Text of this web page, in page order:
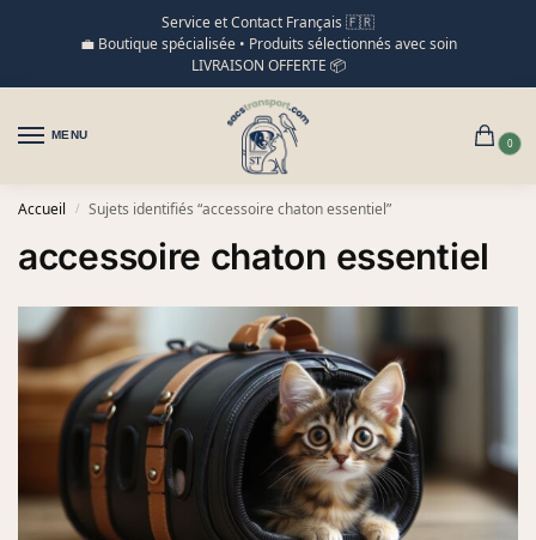
Service et Contact Français 🇫🇷
💼 Boutique spécialisée • Produits sélectionnés avec soin
LIVRAISON OFFERTE 📦
MENU
0
Accueil / Sujets identifiés “accessoire chaton essentiel”
accessoire chaton essentiel